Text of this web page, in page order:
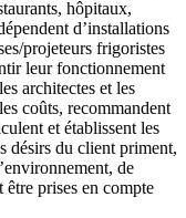
hôpitaux,
d’installations
projeteurs frigoristes
leur fonctionnement
architectes et les
coûts, recommandent
et établissent les
désirs du client priment,
de
être prises en compte